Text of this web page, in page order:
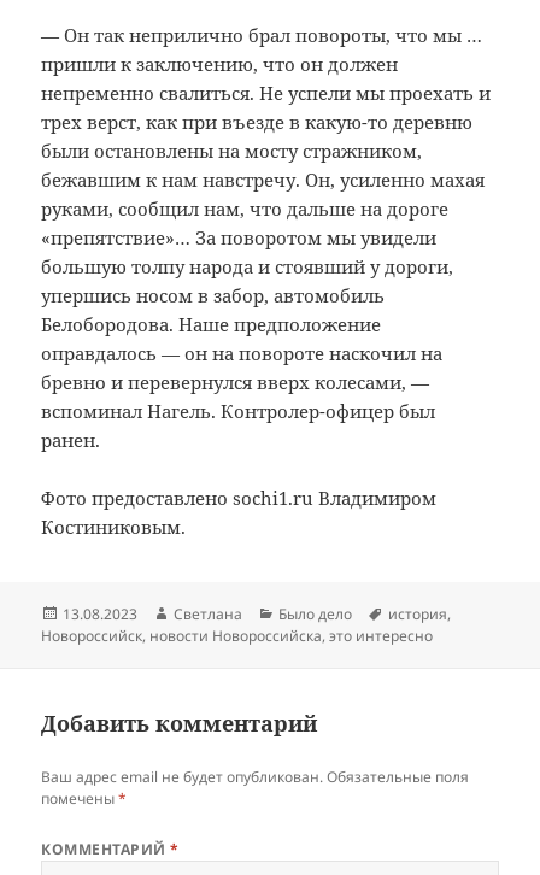
— Он так неприлично брал повороты, что мы …
пришли к заключению, что он должен
непременно свалиться. Не успели мы проехать и
трех верст, как при въезде в какую-то деревню
были остановлены на мосту стражником,
бежавшим к нам навстречу. Он, усиленно махая
руками, сообщил нам, что дальше на дороге
«препятствие»… За поворотом мы увидели
большую толпу народа и стоявший у дороги,
упершись носом в забор, автомобиль
Белобородова. Наше предположение
оправдалось — он на повороте наскочил на
бревно и перевернулся вверх колесами, —
вспоминал Нагель. Контролер-офицер был
ранен.
Фото предоставлено sochi1.ru Владимиром
Костиниковым.
Опубликовано
13.08.2023 Автор
Светлана Рубрики
Было дело Метки
история,
Новороссийск, новости Новороссийска,это интересно
Добавить комментарий
Ваш адрес email не будет опубликован. Обязательные поля
помечены*
КОММЕНТАРИЙ*